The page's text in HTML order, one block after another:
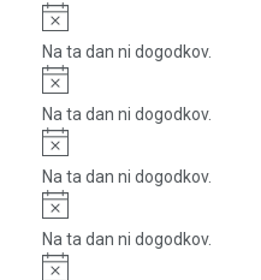
Notice
Na ta dan ni dogodkov.
Notice
Na ta dan ni dogodkov.
Notice
Na ta dan ni dogodkov.
Notice
Na ta dan ni dogodkov.
Notice